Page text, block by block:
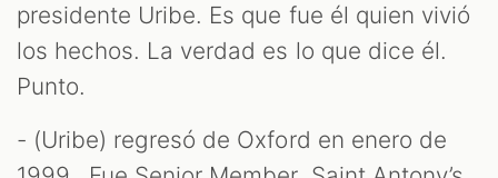
presidente Uribe. Es que fue él quien vivió
los hechos. La verdad es lo que dice él.
Punto.
- (Uribe) regresó de Oxford en enero de